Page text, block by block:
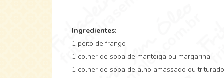
Ingredientes:
1 peito de frango
1 colher de sopa de manteiga ou margarina
1 colher de sopa de alho amassado ou triturado